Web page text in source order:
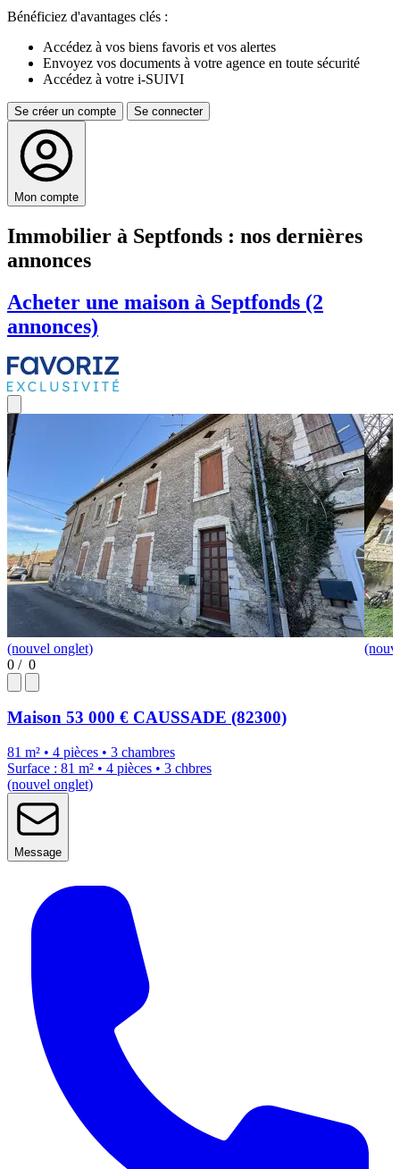
Bénéficiez d'avantages clés :
Accédez à vos biens favoris et vos alertes
Envoyez vos documents à votre agence en toute sécurité
Accédez à votre i-SUIVI
Se créer un compte Se connecter
Mon compte
Immobilier à Septfonds : nos dernières
annonces
Acheter une maison à Septfonds (2
annonces)
(nouvel onglet)
0 / 0
Maison 53 000 € CAUSSADE (82300)
81 m² • 4 pièces • 3 chambres
Surface : 81 m² • 4 pièces • 3 chbres
(nouvel onglet)
Message